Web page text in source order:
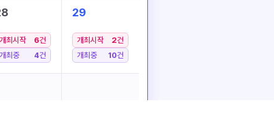
개최시작 6건
개최중
4건
29
개최시작 2건
개최중
10건